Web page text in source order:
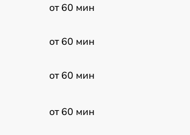
от 60 мин
от 60 мин
от 60 мин
от 60 мин